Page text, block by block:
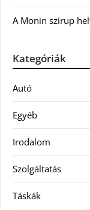
A Monin szirup
Kategóriák
Autó
Egyéb
Irodalom
Szolgáltatás
Táskák